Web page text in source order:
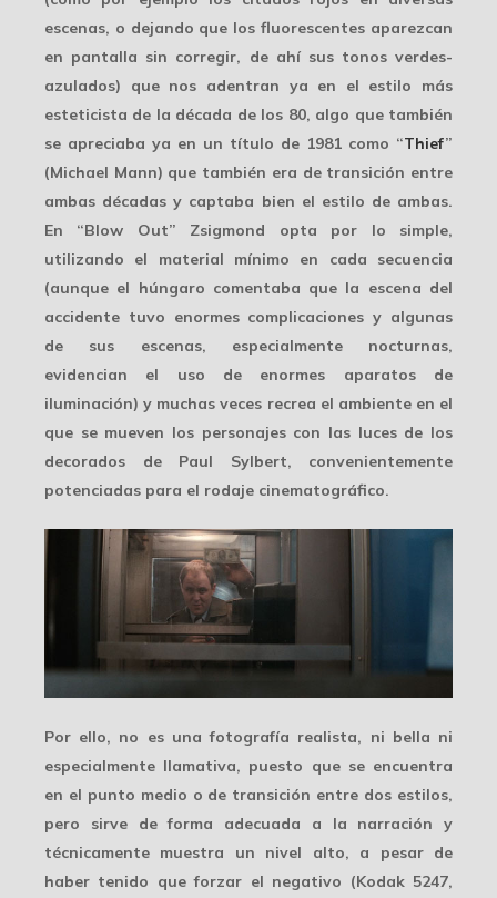
escenas, o dejando que los fluorescentes aparezcan
en pantalla sin corregir, de ahí sus tonos verdes-
azulados) que nos adentran ya en el estilo más
esteticista de la década de los 80, algo que también
se apreciaba ya en un título de 1981 como “Thief”
(Michael Mann) que también era de transición entre
ambas décadas y captaba bien el estilo de ambas.
En “Blow Out” Zsigmond opta por lo simple,
utilizando el material mínimo en cada secuencia
(aunque el húngaro comentaba que la escena del
accidente tuvo enormes complicaciones y algunas
de sus escenas, especialmente nocturnas,
evidencian el uso de enormes aparatosde
iluminación) y muchas veces recrea el ambiente en el
que se mueven los personajes con las luces de los
decorados de Paul Sylbert, convenientemente
potenciadas para el rodaje cinematográfico.
Por ello, no es una fotografía realista, ni bella ni
especialmente llamativa, puesto que se encuentra
en el punto medio o de transición entre dos estilos,
pero sirve de forma adecuada a la narración y
técnicamente muestra un nivel alto, a pesar de
haber tenido que forzar el negativo (Kodak 5247,